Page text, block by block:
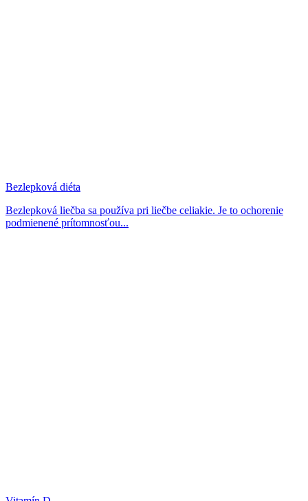
Bezlepková diéta
Bezlepková liečba sa používa pri liečbe celiakie. Je to ochorenie
podmienené prítomnosťou...